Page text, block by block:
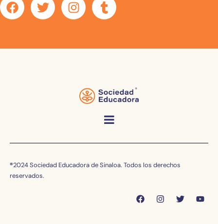
®2024 Sociedad Educadora de Sinaloa. Todos los derechos
reservados.